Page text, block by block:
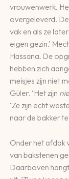
vrouwenwerk.
overgeleverd.
vak en als ze
eigen gezin.’
Hassana. De
hebben zich
meisjes zijn niet
Güler. ‘Het zijn
‘Ze zijn echt
naar de bakker te
Onder het afdak
van bakstenen
Daarboven